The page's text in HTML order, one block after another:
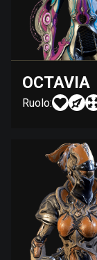
OCTAVIA
Ruolo: